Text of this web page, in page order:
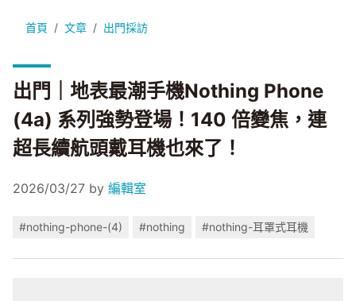
首頁 文章 出門採訪
出門｜地表最潮手機Nothing Phone (4a) 系列強勢登場！140
出門｜地表最潮手機Nothing Phone
(4a) 系列強勢登場！140 倍變焦，連
超長續航頭戴耳機也來了！
2026/03/27 by 編輯室
#nothing-phone-(4) #nothing #nothing-耳罩式耳機